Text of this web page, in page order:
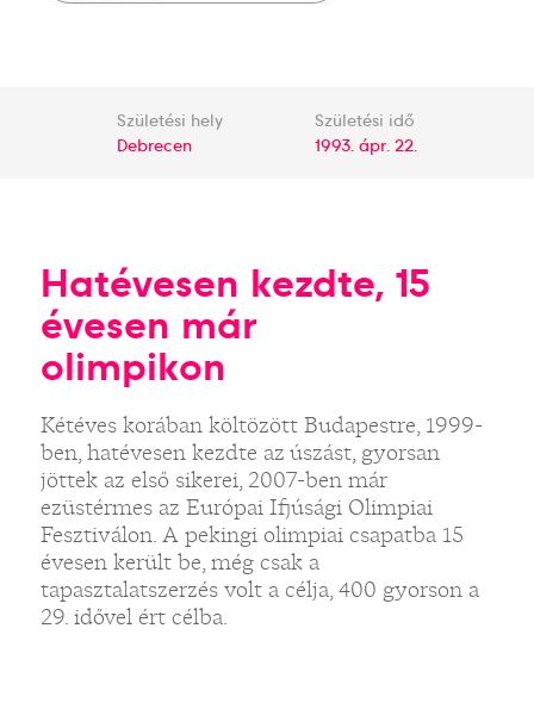
Születési hely
Debrecen
Születési idő
1993. ápr. 22.
Hatévesen kezdte, 15
évesen már
olimpikon
Kétéves korában költözött Budapestre, 1999-
ben, hatévesen kezdte az úszást, gyorsan
jöttek az első sikerei, 2007-ben már
ezüstérmes az Európai Ifjúsági Olimpiai
Fesztiválon. A pekingi olimpiai csapatba 15
évesen került be, még csak a
tapasztalatszerzés volt a célja, 400 gyorson a
29. idővel ért célba.